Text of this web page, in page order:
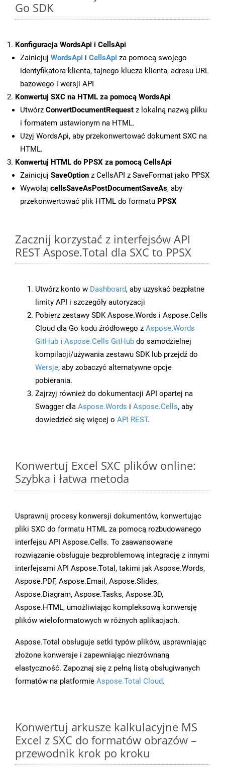
Go SDK
Konfiguracja WordsApi i CellsApi
Zainicjuj WordsApi i CellsApi za pomocą swojego
identyfikatora klienta, tajnego klucza klienta, adresu URL
bazowego i wersji API
Konwertuj SXC na HTML za pomocą WordsApi
Utwórz ConvertDocumentRequest z lokalną nazwą pliku
i formatem ustawionym na HTML.
Użyj WordsApi, aby przekonwertować dokument SXC na
HTML.
Konwertuj HTML do PPSX za pomocą CellsApi
Zainicjuj SaveOption z CellsAPI z SaveFormat jako PPSX
Wywołaj cellsSaveAsPostDocumentSaveAs, aby
przekonwertować plik HTML do formatu PPSX
Zacznij korzystać z interfejsów API
REST Aspose.Total dla SXC to PPSX
Utwórz konto w Dashboard, aby uzyskać bezpłatne
limity API i szczegóły autoryzacji
Pobierz zestawy SDK Aspose.Words i Aspose.Cells
Cloud dla Go kodu źródłowego z Aspose.Words
GitHub i Aspose.Cells GitHub do samodzielnej
kompilacji/używania zestawu SDK lub przejdź do
Wersje, aby zobaczyć alternatywne opcje
pobierania.
Zajrzyj również do dokumentacji API opartej na
Swagger dla Aspose.Words i Aspose.Cells, aby
dowiedzieć się więcej o API REST.
Konwertuj Excel SXC plików online:
Szybka i łatwa metoda
Usprawnij procesy konwersji dokumentów, konwertując
pliki SXC do formatu HTML za pomocą rozbudowanego
interfejsu API Aspose.Cells. To zaawansowane
rozwiązanie obsługuje bezproblemową integrację z innymi
interfejsami API Aspose.Total, takimi jak Aspose.Words,
Aspose.PDF, Aspose.Email, Aspose.Slides,
Aspose.Diagram, Aspose.Tasks, Aspose.3D,
Aspose.HTML, umożliwiając kompleksową konwersję
plików wieloformatowych w różnych aplikacjach.
Aspose.Total obsługuje setki typów plików, usprawniając
złożone konwersje i zapewniając niezrównaną
elastyczność. Zapoznaj się z pełną listą obsługiwanych
formatów na platformie Aspose.Total Cloud.
Konwertuj arkusze kalkulacyjne MS
Excel z SXC do formatów obrazów –
przewodnik krok po kroku